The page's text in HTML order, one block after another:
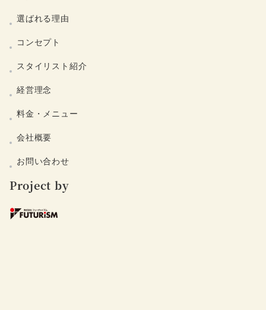
選ばれる理由
コンセプト
スタイリスト紹介
経営理念
料金・メニュー
会社概要
お問い合わせ
Project by